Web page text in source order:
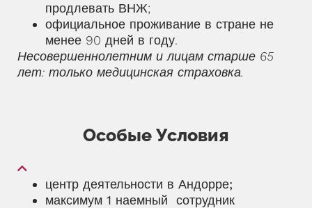
продлевать ВНЖ;
официальное проживание в стране не
менее 90 дней в году.
Несовершеннолетним и лицам старше 65
лет: только медицинская страховка.
Особые Условия
центр деятельности в Андорре;
максимум 1 наемный сотрудник